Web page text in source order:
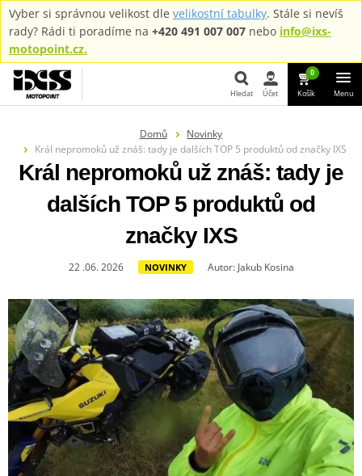
Vyber si správnou velikost dle velikostní tabulky. Stále si nevíš
rady? Rádi ti poradíme na +420 491 007 007 nebo info@ixs-
motopoint.cz.
Hledat Účet
0
Košík Menu
Domů
Novinky
Král nepromoků už znáš: tady je dalších TOP 5 produktů od značky IXS
Král nepromoků už znáš: tady je
dalších TOP 5 produktů od
značky IXS
22 .06. 2026 NOVINKY Autor: Jakub Kosina